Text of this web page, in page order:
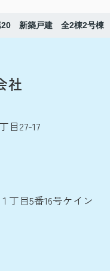
20 新築戸建 全2棟2号棟
社
目27-17
丁目5番16号ケイン